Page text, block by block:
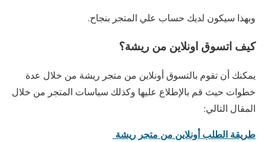
وبهذا سيكون لديك حساب علي المتجر بنجاح.
كيف اتسوق اونلاين من ريشة؟
يمكنك أن تقوم بالتسوق أونلاين من متجر ريشة من خلال عدة
خطوات حيث قم بالإطلاع عليها وكذلك سياسات المتجر من خلال
المقال التالي:
طريقة الطلب أونلاين من متجر ريشة